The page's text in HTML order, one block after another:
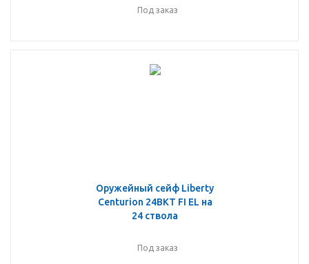
Под заказ
Оружейный сейф Liberty
Centurion 24BKT FI EL на
24 ствола
Под заказ